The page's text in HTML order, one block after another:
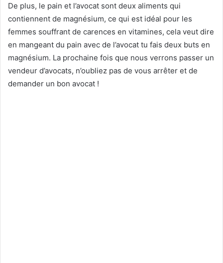
De plus, le pain et l’avocat sont deux aliments qui
contiennent de magnésium, ce qui est idéal pour les
femmes souffrant de carences en vitamines, cela veut dire
en mangeant du pain avec de l’avocat tu fais deux buts en
magnésium. La prochaine fois que nous verrons passer un
vendeur d’avocats, n’oubliez pas de vous arrêter et de
demander un bon avocat !